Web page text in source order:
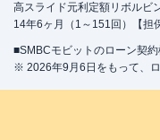
高スライド元利定額リボルビ
14年6ヶ月（1～151回）【担
■SMBCモビットのローン契
※ 2026年9月6日をもって、